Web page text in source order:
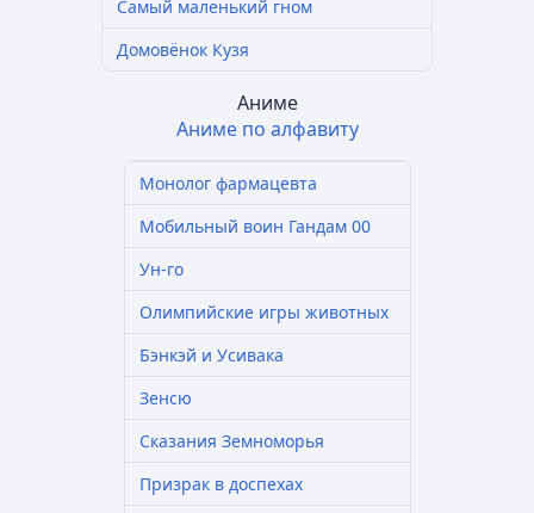
Самый маленький гном
Домовёнок Кузя
Аниме
Аниме по алфавиту
Монолог фармацевта
Мобильный воин Гандам 00
Ун-го
Олимпийские игры животных
Бэнкэй и Усивака
Зенсю
Сказания Земноморья
Призрак в доспехах